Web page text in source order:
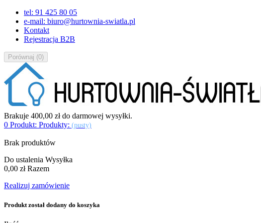
tel: 91 425 80 05
e-mail: biuro@hurtownia-swiatla.pl
Kontakt
Rejestracja B2B
Porównaj (0)
Brakuje 400,00 złdo darmowej wysyłki.
0 Produkt: Produkty: (pusty)
Brak produktów
Do ustalenia Wysyłka
0,00 zł Razem
Realizuj zamówienie
Produkt został dodany do koszyka